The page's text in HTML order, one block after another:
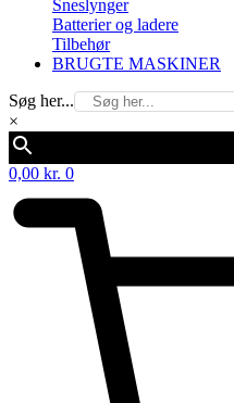
Sneslynger
Batterier og ladere
Tilbehør
BRUGTE MASKINER
Søg her...
×
0,00 kr. 0